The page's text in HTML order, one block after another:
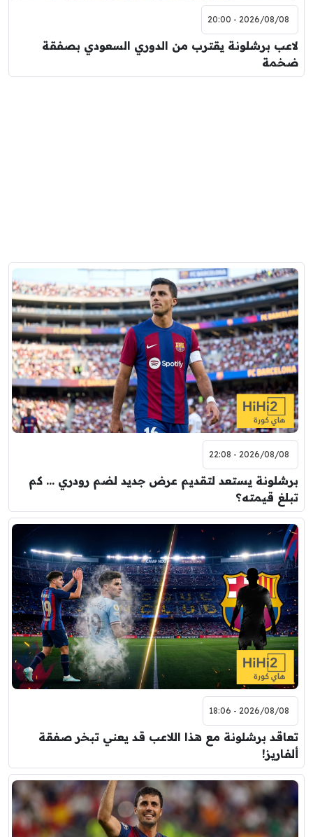
2026/08/08 - 20:00
لاعب برشلونة يقترب من الدوري السعودي بصفقة
ضخمة
2026/08/08 - 22:08
برشلونة يستعد لتقديم عرض جديد لضم رودري … كم
تبلغ قيمته؟
2026/08/08 - 18:06
تعاقد برشلونة مع هذا اللاعب قد يعني تبخر صفقة
ألفاريز!